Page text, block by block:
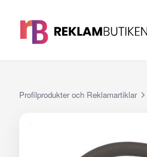
Profilprodukter och Reklamartiklar